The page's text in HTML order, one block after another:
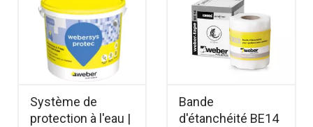
Système de
protection à l'eau |
Bande
d'étanchéité BE14